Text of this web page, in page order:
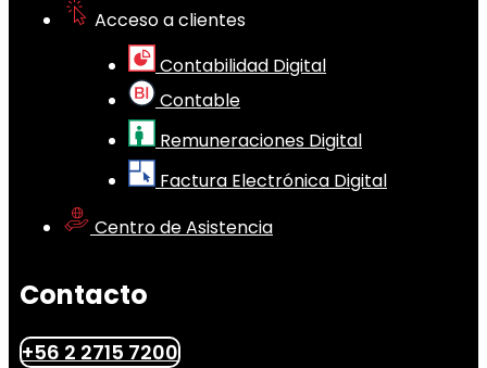
Acceso a clientes
Contabilidad Digital
Contable
Remuneraciones Digital
Factura Electrónica Digital
Centro de Asistencia
Contacto
+56 2 2715 7200